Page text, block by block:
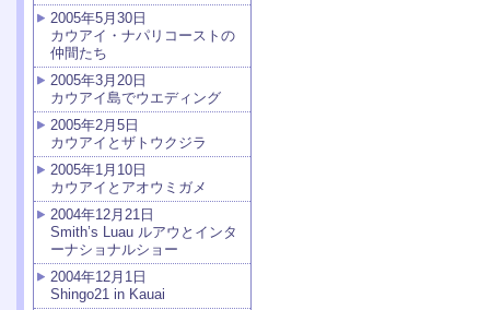
2005年5月30日
カウアイ・ナパリコーストの
仲間たち
2005年3月20日
カウアイ島でウエディング
2005年2月5日
カウアイとザトウクジラ
2005年1月10日
カウアイとアオウミガメ
2004年12月21日
Smith’s Luau ルアウとインタ
ーナショナルショー
2004年12月1日
Shingo21 in Kauai